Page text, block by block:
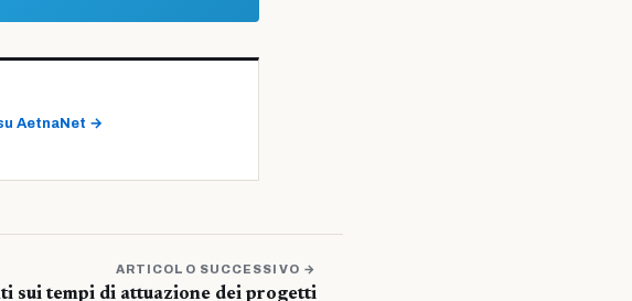
AetnaNet →
ARTICOLO SUCCESSIVO →
sui tempi di attuazione dei progetti